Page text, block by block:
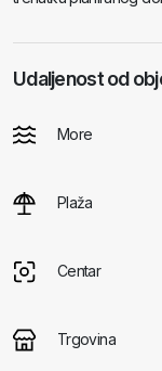
Udaljenost od
More
Plaža
Centar
Trgovina